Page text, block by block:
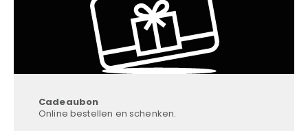
Cadeaubon
Online bestellen en schenken.